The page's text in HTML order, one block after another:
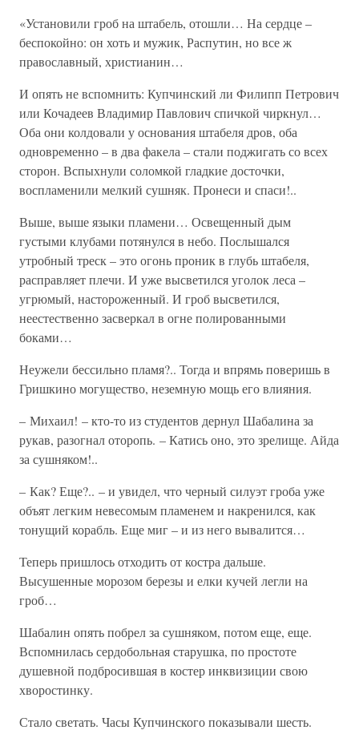
«Установили гроб на штабель, отошли… На сердце –
беспокойно: он хоть и мужик, Распутин, но все ж
православный, христианин…
И опять не вспомнить: Купчинский ли Филипп Петрович
или Кочадеев Владимир Павлович спичкой чиркнул…
Оба они колдовали у основания штабеля дров, оба
одновременно – в два факела – стали поджигать со всех
сторон. Вспыхнули соломкой гладкие досточки,
воспламенили мелкий сушняк. Пронеси и спаси!..
Выше, выше языки пламени… Освещенный дым
густыми клубами потянулся в небо. Послышался
утробный треск – это огонь проник в глубь штабеля,
расправляет плечи. И уже высветился уголок леса –
угрюмый, настороженный. И гроб высветился,
неестественно засверкал в огне полированными
боками…
Неужели бессильно пламя?.. Тогда и впрямь поверишь в
Гришкино могущество, неземную мощь его влияния.
– Михаил! – кто-то из студентов дернул Шабалина за
рукав, разогнал оторопь. – Катись оно, это зрелище. Айда
за сушняком!..
– Как? Еще?.. – и увидел, что черный силуэт гроба уже
объят легким невесомым пламенем и накренился, как
тонущий корабль. Еще миг – и из него вывалится…
Теперь пришлось отходить от костра дальше.
Высушенные морозом березы и елки кучей легли на
гроб…
Шабалин опять побрел за сушняком, потом еще, еще.
Вспомнилась сердобольная старушка, по простоте
душевной подбросившая в костер инквизиции свою
хворостинку.
Стало светать. Часы Купчинского показывали шесть.